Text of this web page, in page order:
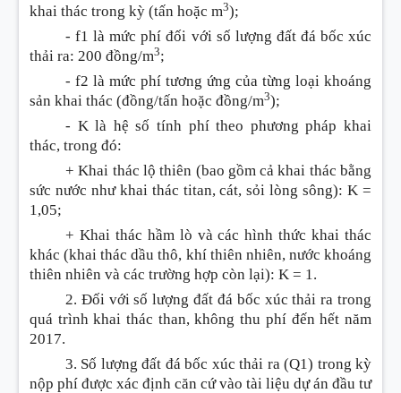
khai thác trong kỳ (tấn hoặc m3);
- f1là mức phí đối với số lượng đất đá bốc xúc
thải ra: 200 đồng/m3;
- f2 là mức phí tương ứng của từng loại khoáng
sản khai thác (đồng/tấn hoặc đồng/m3);
- K là hệ số tính phí theo phương pháp khai
thác, trong đó:
+ Khai thác lộ thiên (bao gồm cả khai thác bằng
sức nước như khai thác titan, cát, sỏi lòng sông): K =
1,05;
+ Khai thác hầm lò và các hình thức khai thác
khác (khai thác dầu thô, khí thiên nhiên, nước khoáng
thiên nhiên và các trường hợp còn lại): K = 1.
2. Đối với số lượng đất đá bốc xúc thải ra trong
quá trình khai thác than, không thu phí đến hết năm
2017.
3. Số lượngđất đá bốc xúc thải ra (Q1) trong kỳ
nộp phí được xác định căn cứ vào tài liệu dự án đầu tư